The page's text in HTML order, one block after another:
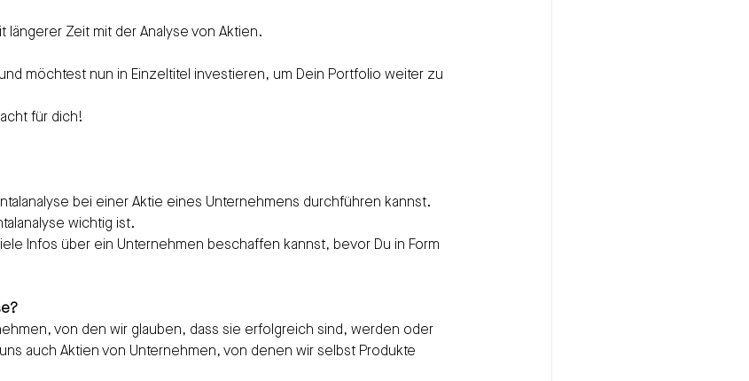
längerer Zeit mit der Analyse von Aktien.
möchtest nun in Einzeltitel investieren, um Dein Portfolio weiter zu
für dich!
bei einer Aktie eines Unternehmens durchführen kannst.
wichtig ist.
viele Infos über ein Unternehmen beschaffen kannst, bevor Du in Form
von den wir glauben, dass sie erfolgreich sind, werden oder
auch Aktien von Unternehmen, von denen wir selbst Produkte